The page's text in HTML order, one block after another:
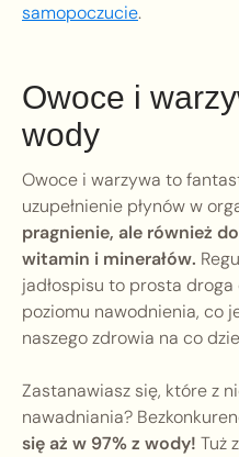
samopoczucie.
Owoce i
wody
Owoce i warzywa to
uzupełnienie płynów w
pragnienie, ale również
witamin i minerałów.
jadłospisu to prosta
poziomu nawodnienia, co
naszego zdrowia na co
Zastanawiasz się, które z
nawadniania?
się aż w 97% z wody! Tuż